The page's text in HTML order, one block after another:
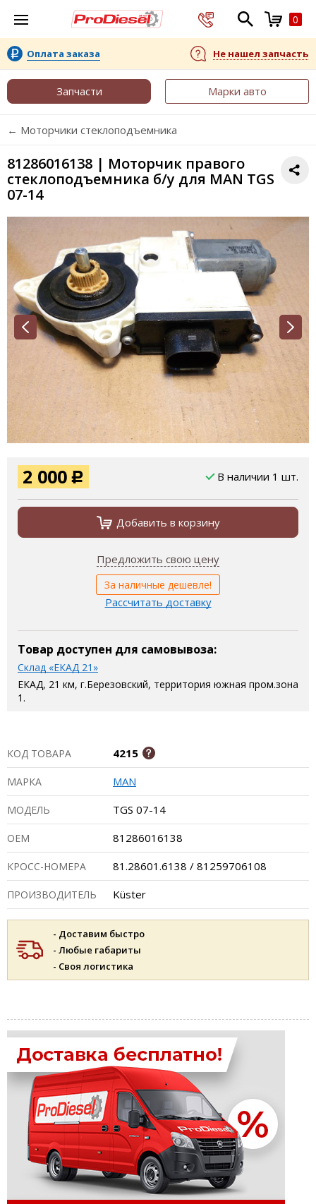
0
Оплата заказа Не нашел запчасть
Запчасти Марки авто
← Моторчики стеклоподъемника
81286016138 | Моторчик правого
стеклоподъемника б/у для MAN TGS
07-14
2 000 Р В наличии 1 шт.
Добавить в корзину
Предложить свою цену
За наличные дешевле!
Рассчитать доставку
Товар доступен для самовывоза:
Склад «ЕКАД 21»
ЕКАД, 21 км, г.Березовский, территория южная пром.зона
1.
КОД ТОВАРА 4215
МАРКА MAN
МОДЕЛЬ TGS 07-14
ОЕМ 81286016138
КРОСС-НОМЕРА 81.28601.6138 / 81259706108
ПРОИЗВОДИТЕЛЬ Küster
- Доставим быстро
- Любые габариты
- Своя логистика